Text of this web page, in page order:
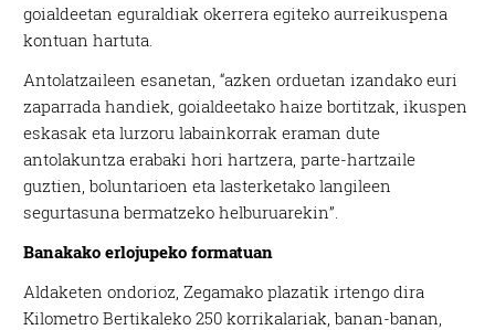
goialdeetan eguraldiak okerrera egiteko aurreikuspena
kontuan hartuta.
Antolatzaileen esanetan, “azken orduetan izandako euri
zaparrada handiek, goialdeetako haize bortitzak, ikuspen
eskasak eta lurzoru labainkorrak eraman dute
antolakuntza erabaki hori hartzera, parte-hartzaile
guztien, boluntarioen eta lasterketako langileen
segurtasuna bermatzeko helburuarekin”.
Banakako erlojupeko formatuan
Aldaketen ondorioz, Zegamako plazatik irtengo dira
Kilometro Bertikaleko 250 korrikalariak, banan-banan,